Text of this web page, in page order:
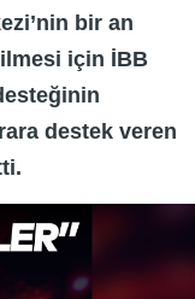
bir an
için İBB
destek veren